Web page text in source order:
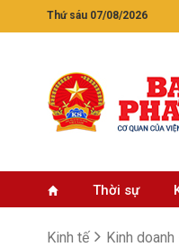
Thứ sáu 07/08/2026
Thời sự
Kinh tế Kinh